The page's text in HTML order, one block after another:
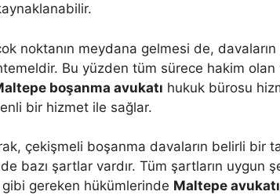
noktanın meydana gelmesi de, davaların
Bu yüzden tüm sürece hakim
boşanma avukatı hukuk bürosu
bir hizmet ile sağlar.
çekişmeli boşanma davaların belirli bir
bazı şartlar vardır. Tüm şartların uygun
gereken hükümlerinde Maltepe avukatı